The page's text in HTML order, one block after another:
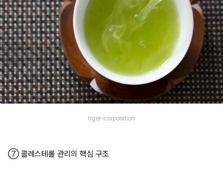
tiger-corporation
⑦ 콜레스테롤 관리의 핵심 구조